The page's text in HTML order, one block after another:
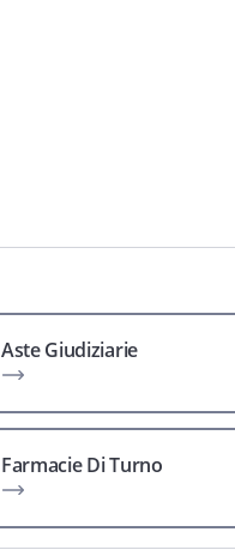
Aste Giudiziarie
Farmacie Di Turno